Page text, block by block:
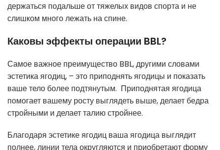
держаться подальше от тяжелых видов спорта и не
слишком много лежать на спине.
Каковы эффекты операции BBL?
Самое важное преимущество BBL, другими словами
эстетика ягодиц, – это приподнять ягодицы и показать
ваше тело более подтянутым. Приподнятая ягодица
помогает вашему росту выглядеть выше, делает бедра
стройными и делает талию стройнее.
Благодаря эстетике ягодиц ваша ягодица выглядит
полнее, линии тела округляются и приобретают форму